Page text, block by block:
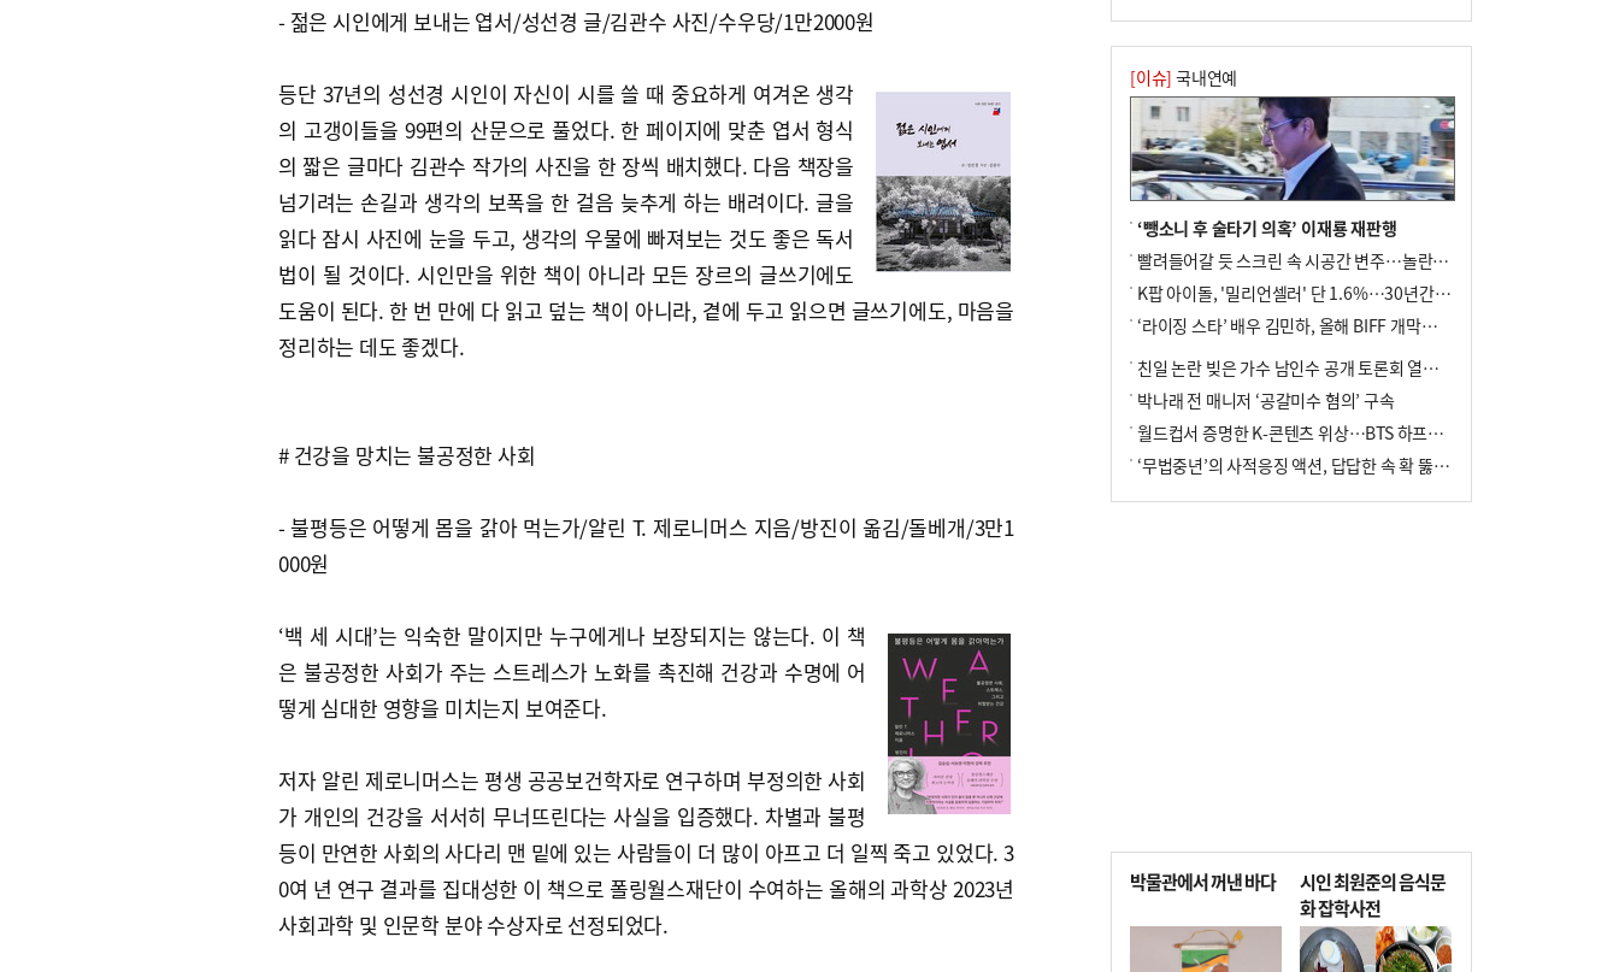
- 젊은 시인에게 보내는 엽서/성선경 글/김관수 사진/수우당/1만2000원
등단 37년의 성선경 시인이 자신이 시를 쓸 때 중요하게 여겨온 생각
의 고갱이들을 99편의 산문으로 풀었다. 한 페이지에 맞춘 엽서 형식
의 짧은 글마다 김관수 작가의 사진을 한 장씩 배치했다. 다음 책장을
넘기려는 손길과 생각의 보폭을 한 걸음 늦추게 하는 배려이다. 글을
읽다 잠시 사진에 눈을 두고, 생각의 우물에 빠져보는 것도 좋은 독서
법이 될 것이다. 시인만을 위한 책이 아니라 모든 장르의 글쓰기에도
도움이 된다. 한 번 만에 다 읽고 덮는 책이 아니라, 곁에 두고 읽으면 글쓰기에도, 마음을
정리하는 데도 좋겠다.
# 건강을 망치는 불공정한 사회
- 불평등은 어떻게 몸을 갉아 먹는가/알린 T. 제로니머스 지음/방진이 옮김/돌베개/3만1
000원
‘백 세 시대’는 익숙한 말이지만 누구에게나 보장되지는 않는다. 이 책
은 불공정한 사회가 주는 스트레스가 노화를 촉진해 건강과 수명에 어
떻게 심대한 영향을 미치는지 보여준다.
저자 알린 제로니머스는 평생 공공보건학자로 연구하며 부정의한 사회
가 개인의 건강을 서서히 무너뜨린다는 사실을 입증했다. 차별과 불평
등이 만연한 사회의 사다리 맨 밑에 있는 사람들이 더 많이 아프고 더 일찍 죽고 있었다. 3
0여 년 연구 결과를 집대성한 이 책으로 폴링월스재단이 수여하는 올해의 과학상 2023년
사회과학 및 인문학 분야 수상자로 선정되었다.
10 교육혁신선도지 공모 코앞인데…구·군 난
색에 교육청 ‘쩔쩔’
[이슈] 국내연예
‘뺑소니 후 술타기 의혹’ 이재룡 재판행
빨려들어갈 듯 스크린 속 시공간 변주…놀란의 메시지는 ‘전쟁 속죄’
K팝 아이돌, '밀리언셀러' 단 1.6%…30년간 등장 1182개팀 전수조사
‘라이징 스타’ 배우 김민하, 올해 BIFF 개막식 사회자 확정
친일 논란 빚은 가수 남인수 공개 토론회 열린다.
박나래 전 매니저 ‘공갈미수 혐의’ 구속
월드컵서 증명한 K-콘텐츠 위상…BTS 하프타임쇼·정호연 트로피 세리머니
‘무법중년’의 사적응징 액션, 답답한 속 확 뚫어주네
박물관에서 꺼낸 바다
시인 최원준의 음식문
화 잡학사전